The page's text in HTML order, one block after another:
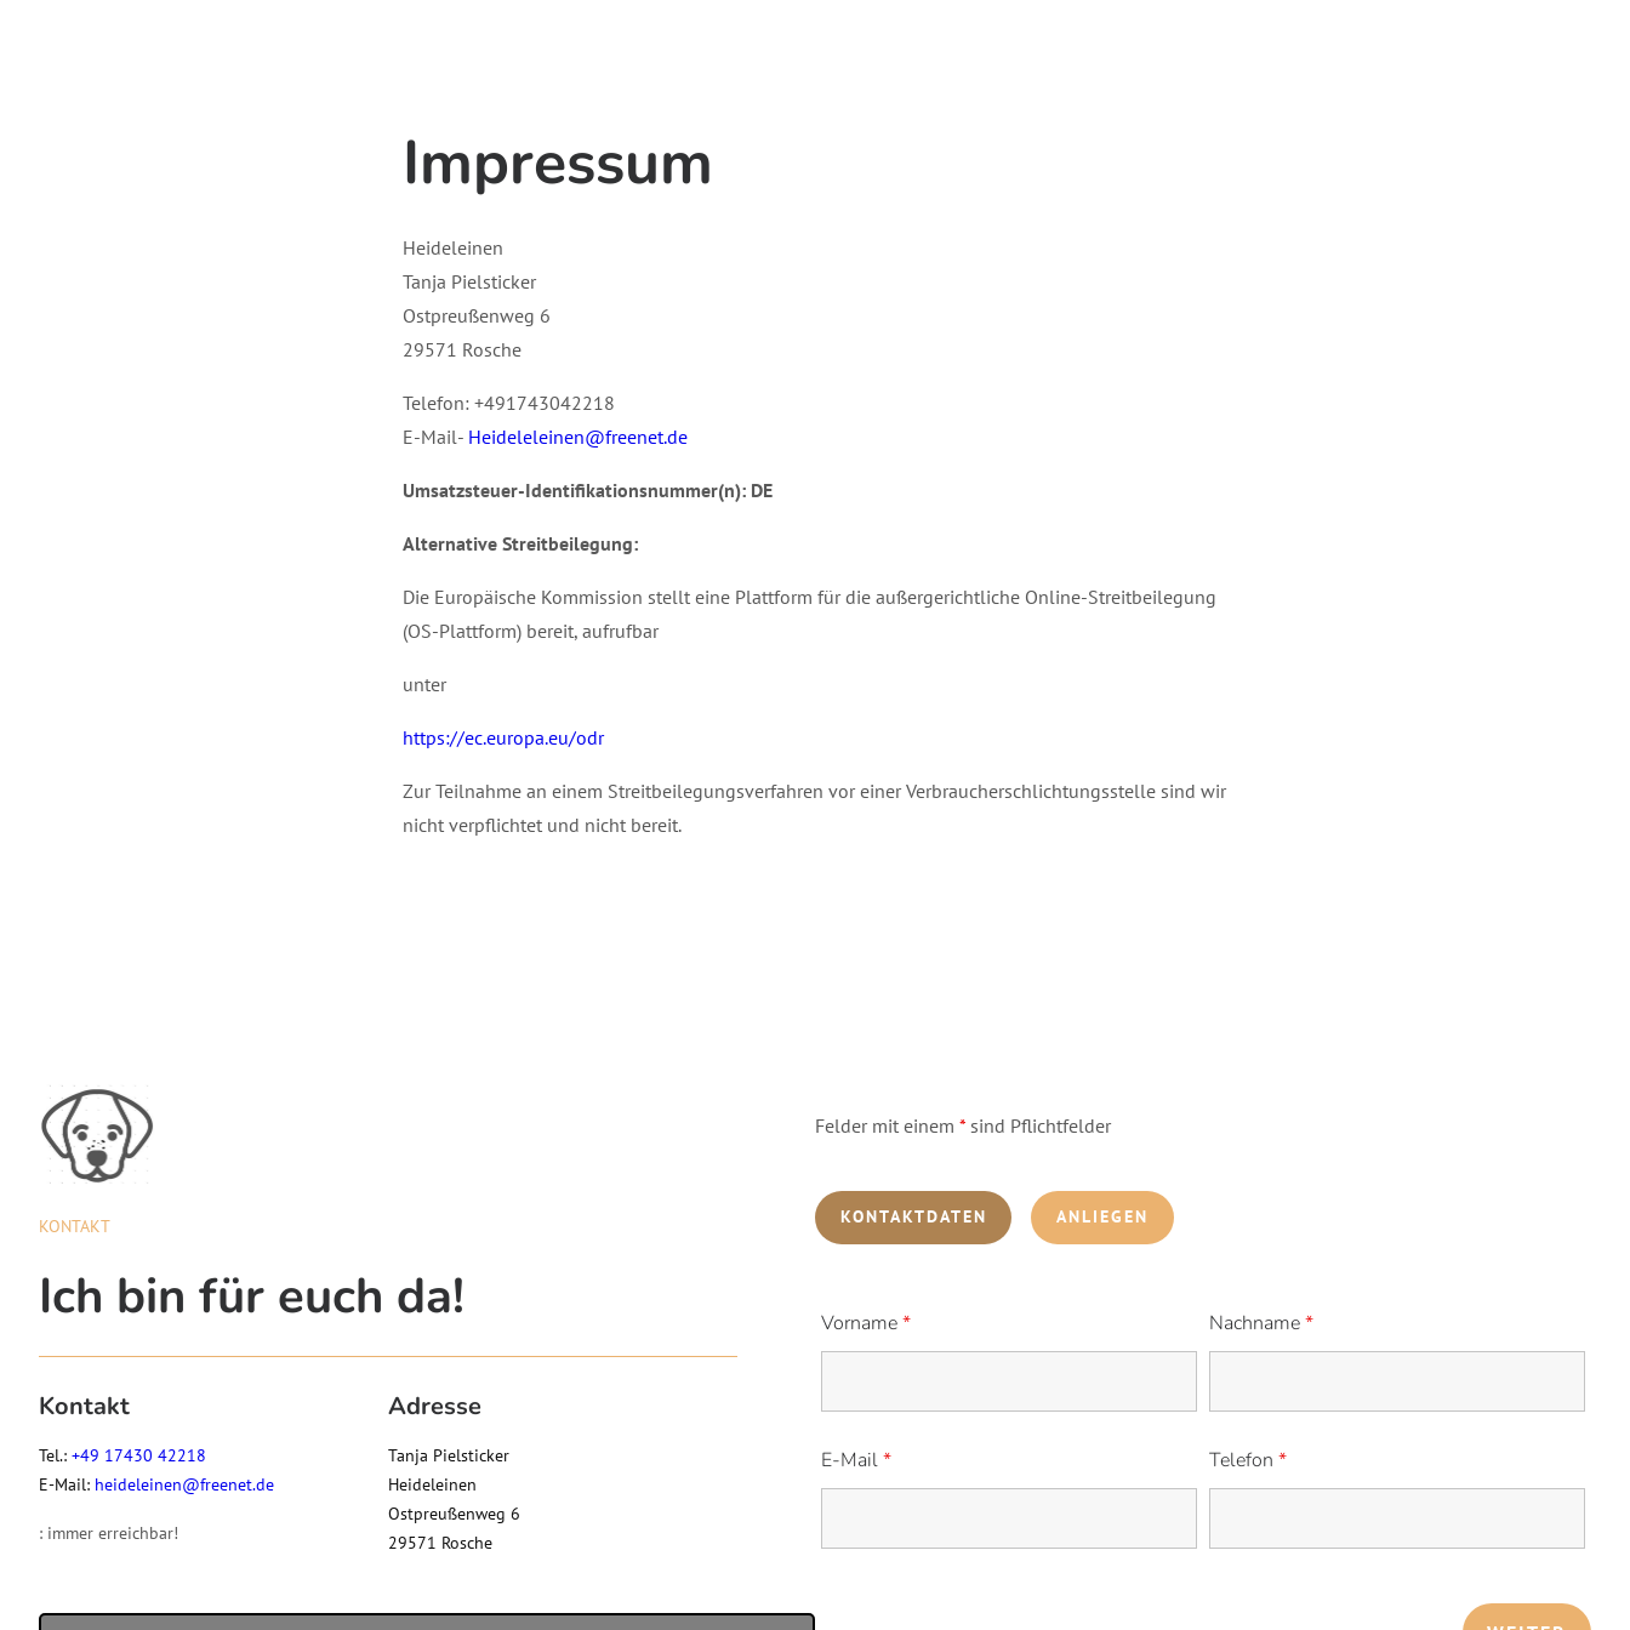
Impressum
Heideleinen
Tanja Pielsticker
Ostpreußenweg 6
29571 Rosche
Telefon: +491743042218
E-Mail- Heideleleinen@freenet.de
Umsatzsteuer-Identifikationsnummer(n): DE
Alternative Streitbeilegung:
Die Europäische Kommission stellt eine Plattform für die außergerichtliche Online-Streitbeilegung
(OS-Plattform) bereit, aufrufbar
unter
https://ec.europa.eu/odr
Zur Teilnahme an einem Streitbeilegungsverfahren vor einer Verbraucherschlichtungsstelle sind wir
nicht verpflichtet und nicht bereit.
KONTAKT
Ich bin für euch da!
Kontakt
Tel.: +49 17430 42218
E-Mail: heideleinen@freenet.de
: immer erreichbar!
Adresse
Tanja Pielsticker
Heideleinen
Ostpreußenweg 6
29571 Rosche
Felder mit einem * sind Pflichtfelder
KONTAKTDATEN ANLIEGEN
Vorname* Nachname*
E-Mail* Telefon *